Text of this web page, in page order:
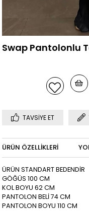
Swap Pantolonlu
TAVSIYE ET
ÜRÜN ÖZELLIKLERI
ÜRÜN STANDART BEDENDİR
GÖĞÜS 100 CM
KOL BOYU 62 CM
PANTOLON BELİ 74 CM
PANTOLON BOYU 110 CM